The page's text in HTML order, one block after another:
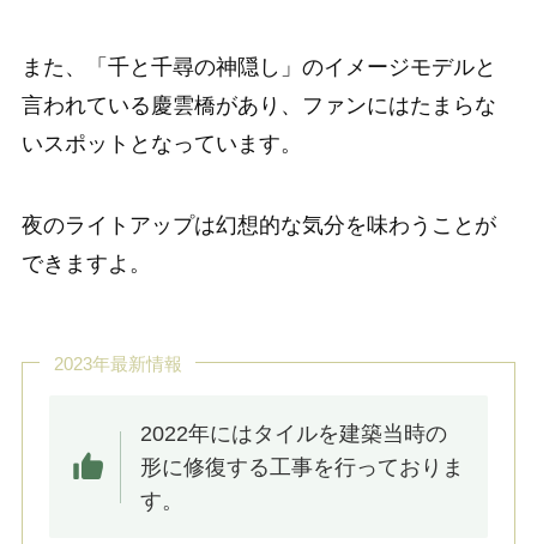
また、「千と千尋の神隠し」のイメージモデルと
言われている慶雲橋があり、ファンにはたまらな
いスポットとなっています。
夜のライトアップは幻想的な気分を味わうことが
できますよ。
2023年最新情報
2022年にはタイルを建築当時の
形に修復する工事を行っておりま
す。